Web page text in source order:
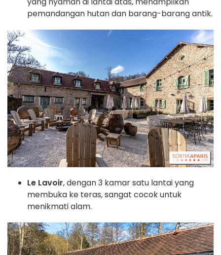
pemandangan hutan dan barang-barang antik.
Le Lavoir, dengan 3 kamar satu lantai yang
membuka ke teras, sangat cocok untuk
menikmati alam.